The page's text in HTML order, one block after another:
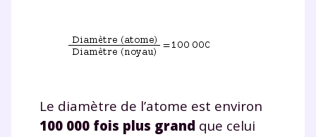
Le diamètre de l’atome est environ
100 000 fois plus grand que celui